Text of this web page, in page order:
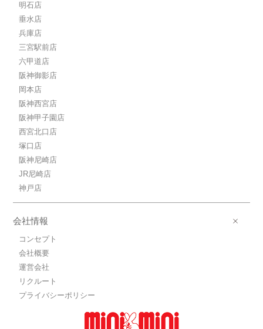
明石店
垂水店
兵庫店
三宮駅前店
六甲道店
阪神御影店
岡本店
阪神西宮店
阪神甲子園店
西宮北口店
塚口店
阪神尼崎店
JR尼崎店
神戸店
会社情報
コンセプト
会社概要
運営会社
リクルート
プライバシーポリシー